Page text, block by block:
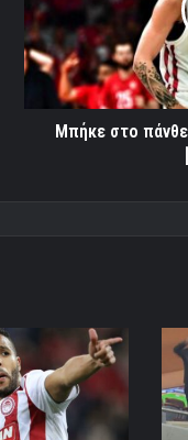
μοναδικός
Φουρνιέ!
[Videos]
Μπήκε στο